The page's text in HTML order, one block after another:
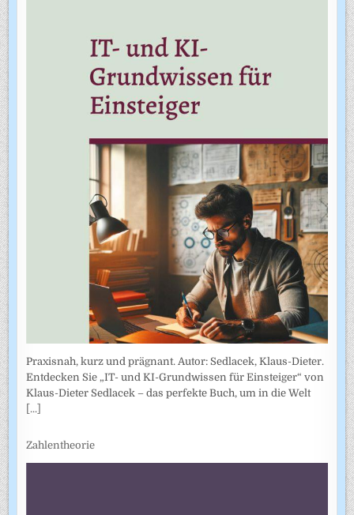
Praxisnah, kurz und prägnant. Autor: Sedlacek, Klaus-Dieter.
Entdecken Sie „IT- und KI-Grundwissen für Einsteiger“ von
Klaus-Dieter Sedlacek – das perfekte Buch, um in die Welt
[...]
Zahlentheorie